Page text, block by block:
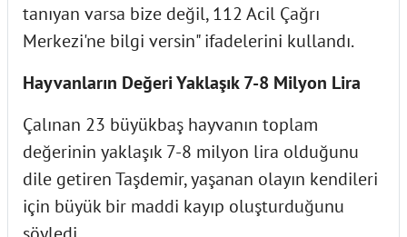
tanıyan varsa bize değil, 112 Acil Çağrı
Merkezi'ne bilgi versin" ifadelerini kullandı.
Hayvanların Değeri Yaklaşık 7-8 Milyon Lira
Çalınan 23 büyükbaş hayvanın toplam
değerinin yaklaşık 7-8 milyon lira olduğunu
dile getiren Taşdemir, yaşanan olayın kendileri
için büyük bir maddi kayıp oluşturduğunu